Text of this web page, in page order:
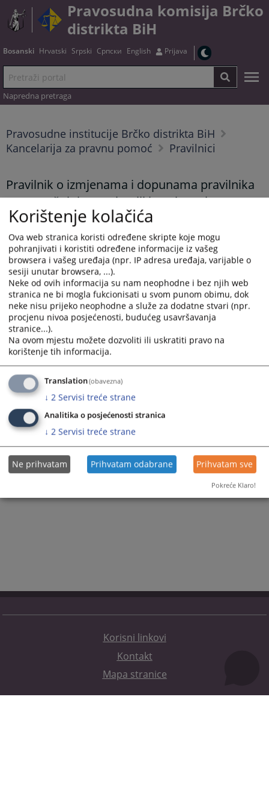
Pravosudna komisija Brčko
distrikta BiH
Bosanski Hrvatski Srpski Српски English Prijava
Napredna pretraga
Pravosudne institucije Brčko distrikta BiH
Kancelarija za pravnu pomoć
Pravilnici
Pravilnik o izmjenama i dopunama pravilnika
o unutrašnjoj organizaciji i poslovanju
Kancelarije za pravnu pomoć Brčko distrikta
BiH 30/21
13.12.2023.
Pravilnik možete preuzetiOVDJE
Prikazana vijest je na: Bosanski jezik
37PREGLEDA
Korisni linkovi
Kontakt
Mapa stranice
Korištenje kolačića
Ova web stranica koristi određene skripte koje mogu
pohranjivati i koristiti određene informacije iz vašeg
browsera i vašeg uređaja (npr. IP adresa uređaja, varijable o
sesiji unutar browsera, ...).
Neke od ovih informacija su nam neophodne i bez njih web
stranica ne bi mogla fukcionisati u svom punom obimu, dok
neke nisu prijeko neophodne a služe za dodatne stvari (npr.
procjenu nivoa posjećenosti, budućeg usavršavanja
stranice...).
Na ovom mjestu možete dozvoliti ili uskratiti pravo na
korištenje tih informacija.
Translation(obavezna)
↓ 2 Servisi treće strane
Analitika o posjećenosti stranica
↓ 2 Servisi treće strane
Ne prihvatam Prihvatam odabrane Prihvatam sve
Pokreće Klaro!